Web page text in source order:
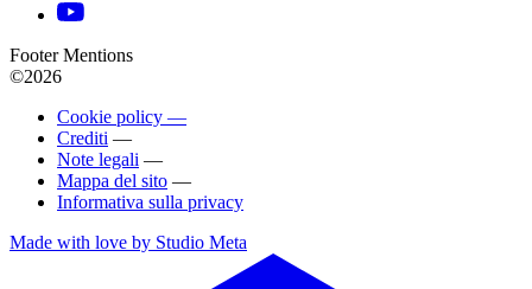
Footer Mentions
©2026
Cookie policy —
Crediti —
Note legali —
Mappa del sito —
Informativa sulla privacy
Made with love by Studio Meta